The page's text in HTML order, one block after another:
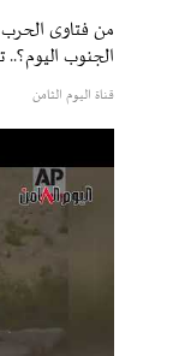
من فتاوى
الجنوب اليوم؟..
قناة اليوم الثامن